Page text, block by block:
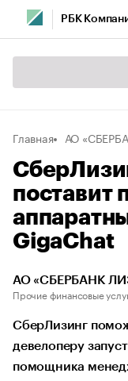
РБК
Главная АО
поставит
GigaChat
АО «СБЕРБАНК
Прочие финансовые
СберЛизинг
девелоперу
помощника